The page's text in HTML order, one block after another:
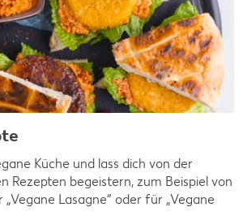
Küche und lass dich von der
Rezepten begeistern, zum Beispiel von
Lasagne“ oder für „Vegane